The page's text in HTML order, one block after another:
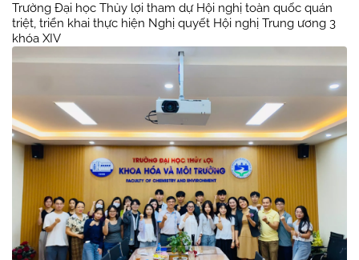
Trường Đại học Thủy lợi tham dự Hội nghị toàn quốc quán
triệt, triển khai thực hiện Nghị quyết Hội nghị Trung ương 3
khóa XIV